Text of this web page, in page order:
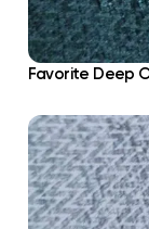
Favorite Deep